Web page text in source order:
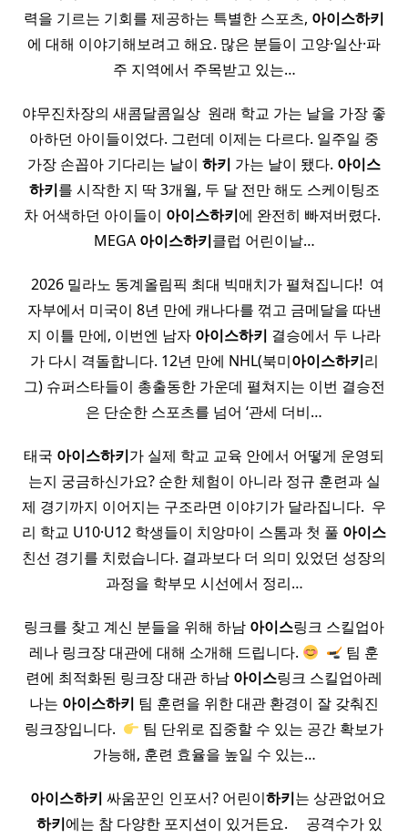
력을 기르는 기회를 제공하는 특별한 스포츠, 아이스하키
에 대해 이야기해보려고 해요. 많은 분들이 고양·일산·파
주 지역에서 주목받고 있는…
야무진차장의 새콤달콤일상 ​ 원래 학교 가는 날을 가장 좋
아하던 아이들이었다. 그런데 이제는 다르다. 일주일 중
가장 손꼽아 기다리는 날이 하키 가는 날이 됐다. 아이스
하키를 시작한 지 딱 3개월, 두 달 전만 해도 스케이팅조
차 어색하던 아이들이 아이스하키에 완전히 빠져버렸다. ​
MEGA 아이스하키클럽 어린이날…
​ ​ 2026 밀라노 동계올림픽 최대 빅매치가 펼쳐집니다! ​ 여
자부에서 미국이 8년 만에 캐나다를 꺾고 금메달을 따낸
지 이틀 만에, 이번엔 남자 아이스하키 결승에서 두 나라
가 다시 격돌합니다. 12년 만에 NHL(북미아이스하키리
그) 슈퍼스타들이 총출동한 가운데 펼쳐지는 이번 결승전
은 단순한 스포츠를 넘어 ‘관세 더비…
태국 아이스하키가 실제 학교 교육 안에서 어떻게 운영되
는지 궁금하신가요? 순한 체험이 아니라 정규 훈련과 실
제 경기까지 이어지는 구조라면 이야기가 달라집니다. ​ 우
리 학교 U10·U12 학생들이 치앙마이 스톰과 첫 풀 아이스
친선 경기를 치렀습니다. 결과보다 더 의미 있었던 성장의
과정을 학부모 시선에서 정리…
링크를 찾고 계신 분들을 위해 하남 아이스링크 스킬업아
레나 링크장 대관에 대해 소개해 드립니다.
팀 훈
련에 최적화된 링크장 대관 하남 아이스링크 스킬업아레
나는 아이스하키 팀 훈련을 위한 대관 환경이 잘 갖춰진
링크장입니다. ​
팀 단위로 집중할 수 있는 공간 확보가
가능해, 훈련 효율을 높일 수 있는…
아이스하키 싸움꾼인 인포서? 어린이하키는 상관없어요
하키에는 참 다양한 포지션이 있거든요. ​ ​ ​ ​ 공격수가 있